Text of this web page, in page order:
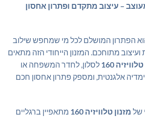
טלוויזיה 160 מעוצב – עיצוב מתקדם ופתרון אחסון
הפתרון המושלם לכל מי שמחפש שילוב
ועיצוב מתוחכם. המזנון הייחודי הזה מתאים
160
לסלון, לחדר המשפחה או
אלגנטית, ומספק פתרון אחסון חכם
של מזנון טלוויזיה 160
מתאפיין ברגליים